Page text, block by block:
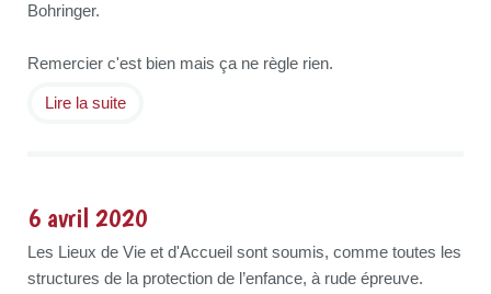
Bohringer.
Remercier c'est bien mais ça ne règle rien.
Lire la suite
6 avril 2020
Les Lieux de Vie et d'Accueil sont soumis, comme toutes les
structures de la protection de l’enfance, à rude épreuve.